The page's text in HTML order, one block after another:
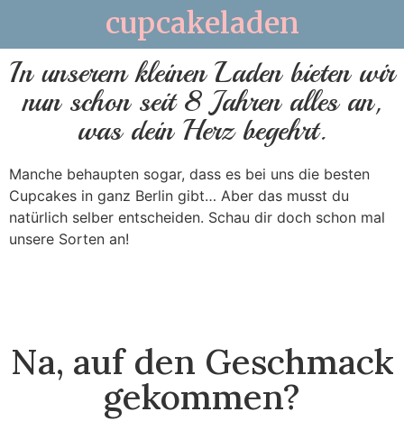
cupcakeladen
In unserem kleinen Laden bieten wir
nun schon seit 8 Jahren alles an,
was dein Herz begehrt.
Manche behaupten sogar, dass es bei uns die besten
Cupcakes in ganz Berlin gibt… Aber das musst du
natürlich selber entscheiden. Schau dir doch schon mal
unsere Sorten an!
Na, auf den Geschmack
gekommen?